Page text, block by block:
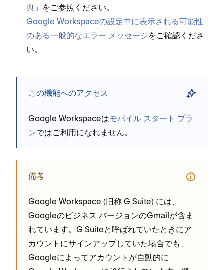
典 ⁠」をご参照ください⁠。
Google Workspaceの設定中に表示される可能性
のある一般的なエラ⁠ー メ⁠ッセ⁠ージをご確認くださ
い⁠。
この機能へのアクセス
Google Workspaceはモバイル スタ⁠ート プラ
ンではご利用になれません⁠。
備考
Google Workspace (⁠旧称 G Suite⁠) には⁠、
Googleのビジネス バ⁠ージ⁠ョンのGmailが含ま
れています⁠。G Suiteと呼ばれていたときにア
カウントにサインア⁠ップしていた場合でも⁠、
Googleによ⁠ってアカウントが自動的に